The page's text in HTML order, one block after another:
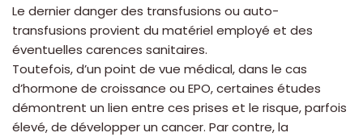
Le dernier danger des transfusions ou auto-
transfusions provient du matériel employé et des
éventuelles carences sanitaires.
Toutefois, d’un point de vue médical, dans le cas
d’hormone de croissance ou EPO, certaines études
démontrent un lien entre ces prises et le risque, parfois
élevé, de développer un cancer. Par contre, la